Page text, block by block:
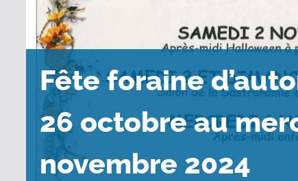
Fête foraine
26 octobre au
novembre 2024